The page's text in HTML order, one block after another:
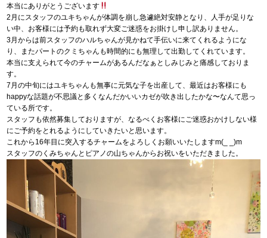
本当にありがとうございます
2月にスタッフのユキちゃんが体調を崩し急遽絶対安静となり、人手が足りな
い中、お客様には予約も取れず大変ご迷惑をお掛けし申し訳ありません。
3月からは前スタッフのハルちゃんが見かねて手伝いに来てくれるようにな
り、またパートのクミちゃんも時間的にも無理して出勤してくれています。
本当に支えられて今のチャームがあるんだなぁとしみじみと痛感しておりま
す。
7月の中旬にはユキちゃんも無事に元気な子を出産して、最近はお客様にも
happyな話題が不思議と多くなんだかいいカゼが吹き出したかな〜なんて思っ
ている所です。
スタッフも依然募集しておりますが、なるべくお客様にご迷惑おかけしない様
にご予約をとれるようにしていきたいと思います。
これから16年目に突入するチャームをよろしくお願いいたしますm(_ _)m
スタッフのくみちゃんとピアノの山ちゃんからお祝いをいただきました。